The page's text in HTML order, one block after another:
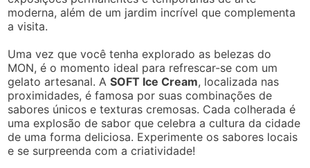
moderna, além de um jardim incrível que complementa
a visita.
Uma vez que você tenha explorado as belezas do
MON, é o momento ideal para refrescar-se com um
gelato artesanal. ASOFT Ice Cream, localizada nas
proximidades, é famosa por suas combinações de
sabores únicos e texturas cremosas. Cada colherada é
uma explosão de sabor que celebra a cultura da cidade
de uma forma deliciosa. Experimente os sabores locais
e se surpreenda com a criatividade!